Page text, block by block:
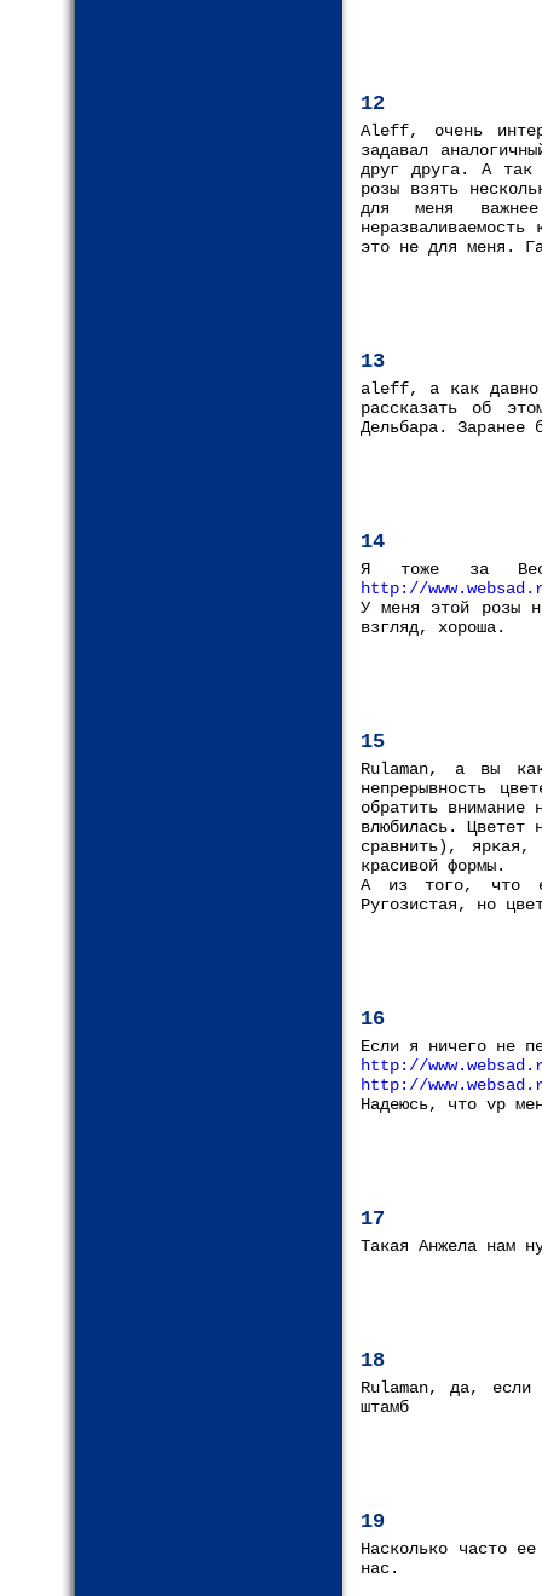
12
Aleff, очень
задавал
друг друга. А так
розы взять
для меня
это не для меня.
13
aleff, а как давно
рассказать об
Дельбара. Заранее
14
Я тоже за
http://
У меня этой розы
взгляд, хороша.
15
Rulaman, а вы
непрерывность
обратить
влюбилась. Цветет
сравнить), яркая,
красивой формы.
А из того, что
Ругозистая, но
16
Если я ничего не
http://
http://
Надеюсь, что vp
17
Такая Анжела нам
18
Rulaman, да,
штамб
19
Насколько часто
нас.